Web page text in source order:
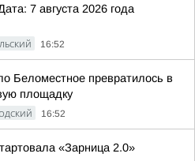
7 августа 2026 года
16:52
Беломестное превратилось в
площадку
16:52
«Зарница 2.0»